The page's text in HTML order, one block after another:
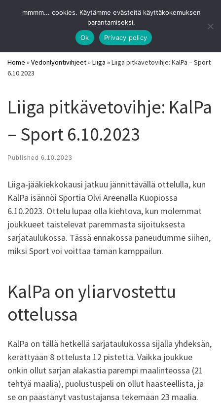
Skip to content
URHEILUVIIHDE
Parhaat pitkävetovihjeet ja vedonlyöntisivut 2026
Search
Home »Vedonlyöntivihjeet»Liiga »Liiga pitkävetovihje: KalPa – Sport
6.10.2023
Liiga pitkävetovihje: KalPa
– Sport 6.10.2023
Published 6.10.2023
Liiga-jääkiekkokausi jatkuu jännittävällä ottelulla, kun
KalPa isännöi Sportia Olvi Areenalla Kuopiossa
6.10.2023. Ottelu lupaa olla kiehtova, kun molemmat
joukkueet taistelevat paremmasta sijoituksesta
sarjataulukossa. Tässä ennakossa paneudumme siihen,
miksi Sport voi voittaa tämän kamppailun.
KalPa on yliarvostettu
ottelussa
KalPa on tällä hetkellä sarjataulukossa sijalla yhdeksän,
kerättyään 8 ottelusta 12 pistettä. Vaikka joukkue
onkin ollut sarjan alakastia parempi maalinteossa (21
tehtyä maalia), puolustuspeli on ollut haasteellista, ja
se on päästänyt vastustajansa tekemään 23 maalia.
mmmm... cookies. Käytämme evästeitä käyttäkokemuksen
parantamiseksi.
Ok
Privacy policy